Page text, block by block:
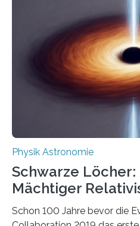
Quantenmotoren
Wissenschaftsjournal
die Herleitung. (DOI:
Verbrennungsmotoren oder
Wärmekraftmaschinen: Sie
Energie in mechanische
ausgedrückt, Wärme in
quantenmechanischen
Physik Astronomie
Schwarze Löcher:
Mächtiger
Schon 100 Jahre bevor die